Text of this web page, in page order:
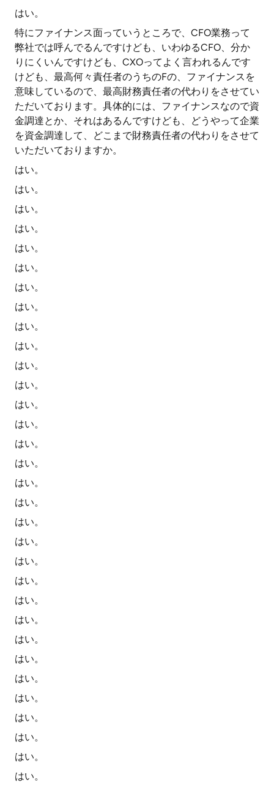
はい。
特にファイナンス面っていうところで、CFO業務って
弊社では呼んでるんですけども、いわゆるCFO、分か
りにくいんですけども、CXOってよく言われるんです
けども、最高何々責任者のうちのFの、ファイナンスを
意味しているので、最高財務責任者の代わりをさせてい
ただいております。具体的には、ファイナンスなので資
金調達とか、それはあるんですけども、どうやって企業
を資金調達して、どこまで財務責任者の代わりをさせて
いただいておりますか。
はい。
はい。
はい。
はい。
はい。
はい。
はい。
はい。
はい。
はい。
はい。
はい。
はい。
はい。
はい。
はい。
はい。
はい。
はい。
はい。
はい。
はい。
はい。
はい。
はい。
はい。
はい。
はい。
はい。
はい。
はい。
はい。